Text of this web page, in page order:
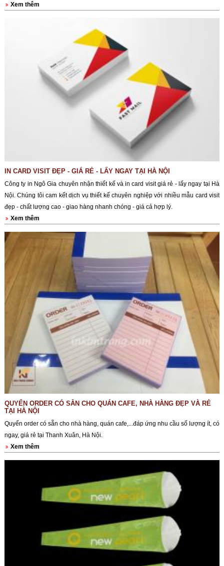
Xem thêm
IN CARD VISIT ĐẸP - GIÁ RẺ - LẤY NGAY TẠI HÀ NỘI
Công ty in Ngô Gia chuyên nhận thiết kế và in card visit giá rẻ - lấy ngay tại Hà
Nội. Chúng tôi cam kết dịch vụ thiết kế chuyên nghiệp với nhiều mẫu card visit
đẹp - chất lượng cao - giao hàng nhanh chóng - giá cả hợp lý.
Xem thêm
QUYỂN ORDER CÓ SẴN CHO QUÁN CAFE, NHÀ HÀNG ĐẸP VÀ RẺ
TẠI HÀ NỘI
Quyển order có sẵn cho nhà hàng, quán cafe,...đáp ứng nhu cầu số lượng ít, có
ngay, giá rẻ tại Thanh Xuân, Hà Nội.
Xem thêm